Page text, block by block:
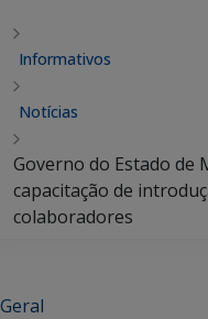
Informativos
Notícias
Governo do Estado de
capacitação de
colaboradores
Geral